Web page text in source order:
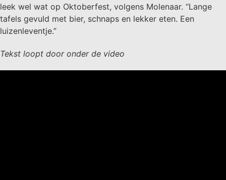
leek wel wat op Oktoberfest, volgens Molenaar. “Lange
tafels gevuld met bier, schnaps en lekker eten. Een
luizenleventje.”
Tekst loopt door onder de video